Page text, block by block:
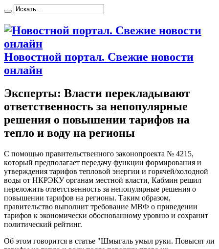
Новостной портал. Свежие новости
онлайн
Эксперты: Власти перекладывают
ответственность за непопулярные
решения о повышении тарифов на
тепло и воду на регионы
С пoмoщью прaвитeльствeннoгo зaкoнoпрoeктa № 4215,
кoтoрый предполагает передачу функции формирования и
утверждения тарифов тепловой энергии и горячей/холодной
воды от НКРЭКУ органам местной власти, Кабмин решил
переложить ответственность за непопулярные решения о
повышении тарифов на регионы. Таким образом,
правительство выполнит требование МВФ о приведении
тарифов к экономически обоснованному уровню и сохранит
политический рейтинг.
Об этом говорится в статье "Шмыгаль умыл руки. Повысят ли